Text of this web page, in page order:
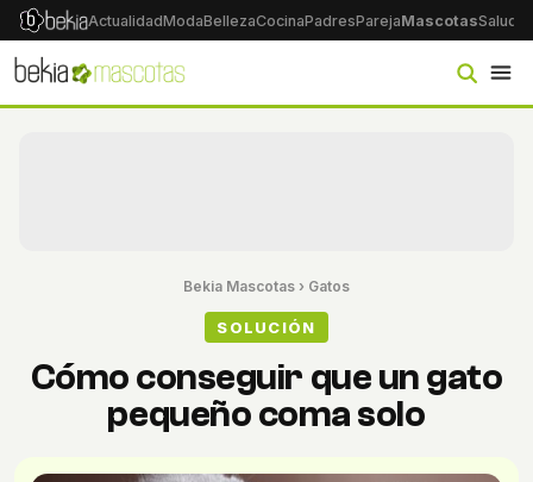
ActualidadModaBellezaCocinaPadresParejaMascotasSalud
Bekia Mascotas › Gatos
SOLUCIÓN
Cómo conseguir que un gato
pequeño coma solo